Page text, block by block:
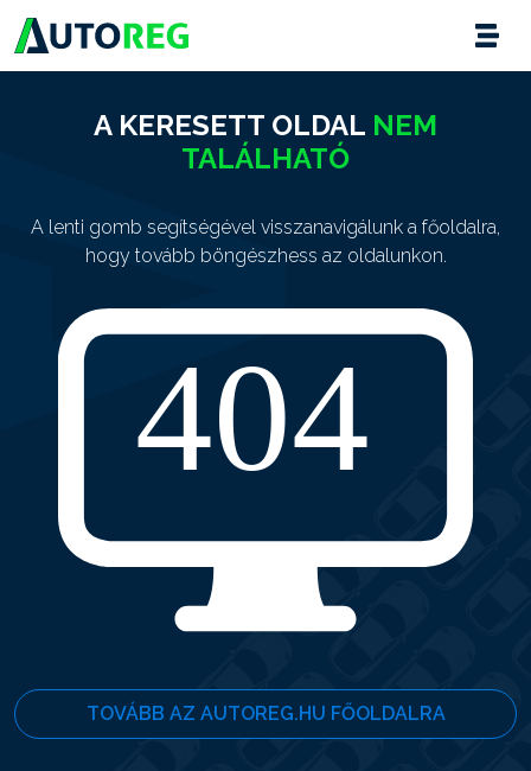
A KERESETT OLDAL NEM
TALÁLHATÓ
A lenti gomb segítségével visszanavigálunk a főoldalra,
hogy tovább böngészhess az oldalunkon.
TOVÁBB AZ AUTOREG.HU FŐOLDALRA